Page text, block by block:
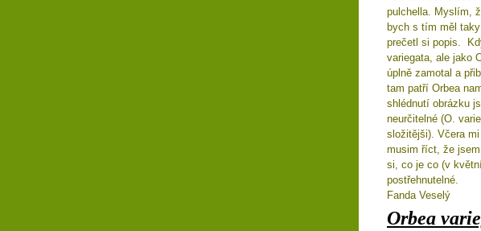
pulchella. Myslím,
bych s tím měl
prečetl si popis.
variegata, ale jako
úplně zamotal a
tam patří Orbea
shlédnutí obrázku
neurčitelné (O.
složitějši). Včera
musim říct, že
si, co je co (v
postřehnutelné.
Fanda Veselý
Orbea